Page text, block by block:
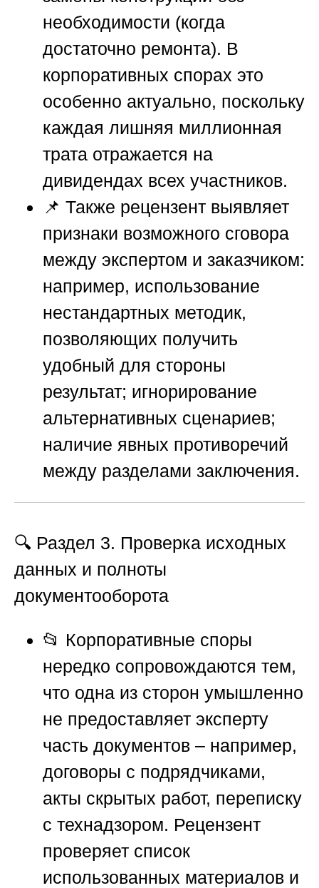
необходимости (когда
достаточно ремонта). В
корпоративных спорах это
особенно актуально, поскольку
каждая лишняя миллионная
трата отражается на
дивидендах всех участников.
📌 Также рецензент выявляет
признаки возможного сговора
между экспертом и заказчиком:
например, использование
нестандартных методик,
позволяющих получить
удобный для стороны
результат; игнорирование
альтернативных сценариев;
наличие явных противоречий
между разделами заключения.
🔍 Раздел 3. Проверка исходных
данных и полноты
документооборота
📂 Корпоративные споры
нередко сопровождаются тем,
что одна из сторон умышленно
не предоставляет эксперту
часть документов – например,
договоры с подрядчиками,
акты скрытых работ, переписку
с технадзором. Рецензент
проверяет список
использованных материалов и